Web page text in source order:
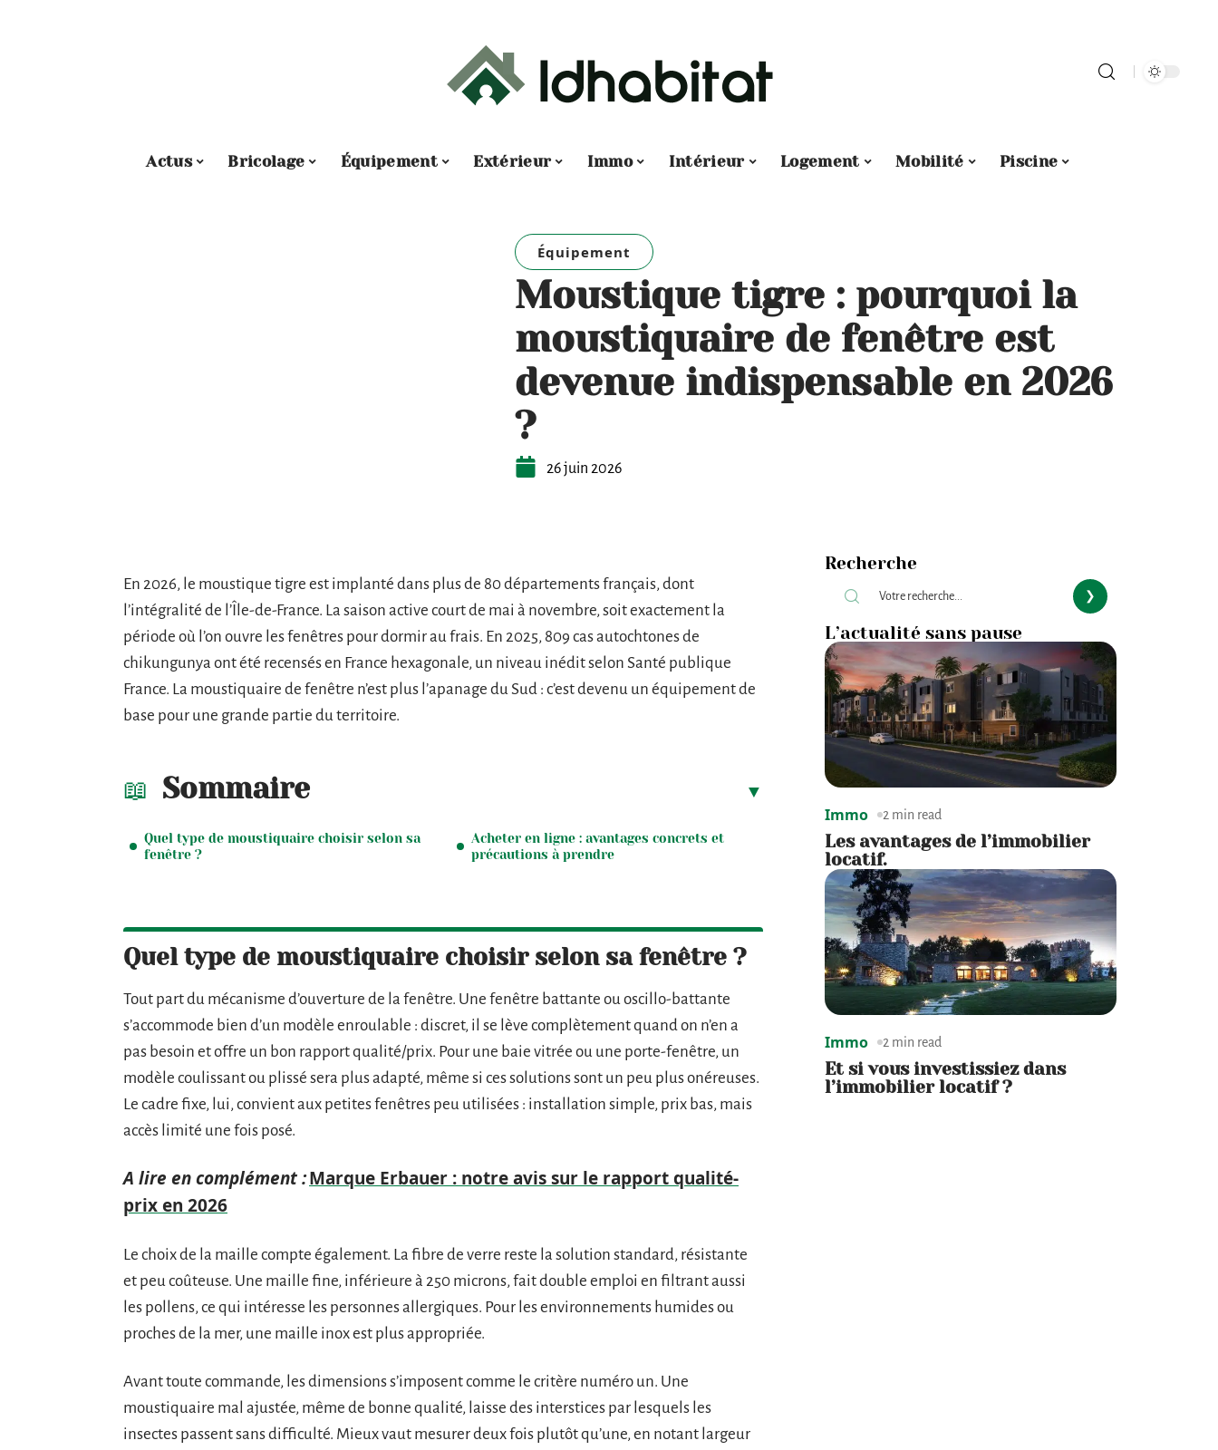
Actus Bricolage Équipement Extérieur Immo Intérieur Logement Mobilité Piscine
Équipement
Moustique tigre : pourquoi la
moustiquaire de fenêtre est
devenue indispensable en 2026
?
26 juin 2026
En 2026, le moustique tigre est implanté dans plus de 80 départements français, dont
l’intégralité de l’Île-de-France. La saison active court de mai à novembre, soit exactement la
période où l’on ouvre les fenêtres pour dormir au frais. En 2025, 809 cas autochtones de
chikungunya ont été recensés en France hexagonale, un niveau inédit selon Santé publique
France. La moustiquaire de fenêtre n’est plus l’apanage du Sud : c’est devenu un équipement de
base pour une grande partie du territoire.
Sommaire
Quel type de moustiquaire choisir selon sa
fenêtre ?
Acheter en ligne : avantages concrets et
précautions à prendre
Quel type de moustiquaire choisir selon sa fenêtre ?
Tout part du mécanisme d’ouverture de la fenêtre. Une fenêtre battante ou oscillo-battante
s’accommode bien d’un modèle enroulable : discret, il se lève complètement quand on n’en a
pas besoin et offre un bon rapport qualité/prix. Pour une baie vitrée ou une porte-fenêtre, un
modèle coulissant ou plissé sera plus adapté, même si ces solutions sont un peu plus onéreuses.
Le cadre fixe, lui, convient aux petites fenêtres peu utilisées : installation simple, prix bas, mais
accès limité une fois posé.
A lire en complément :Marque Erbauer : notre avis sur le rapport qualité-
prix en 2026
Le choix de la maille compte également. La fibre de verre reste la solution standard, résistante
et peu coûteuse. Une maille fine, inférieure à 250 microns, fait double emploi en filtrant aussi
les pollens, ce qui intéresse les personnes allergiques. Pour les environnements humides ou
proches de la mer, une maille inox est plus appropriée.
Avant toute commande, les dimensions s’imposent comme le critère numéro un. Une
moustiquaire mal ajustée, même de bonne qualité, laisse des interstices par lesquels les
insectes passent sans difficulté. Mieux vaut mesurer deux fois plutôt qu’une, en notant largeur
Recherche
L’actualité sans pause
Immo 2 min read
Les avantages de l’immobilier
locatif.
Immo 2 min read
Et si vous investissiez dans
l’immobilier locatif ?